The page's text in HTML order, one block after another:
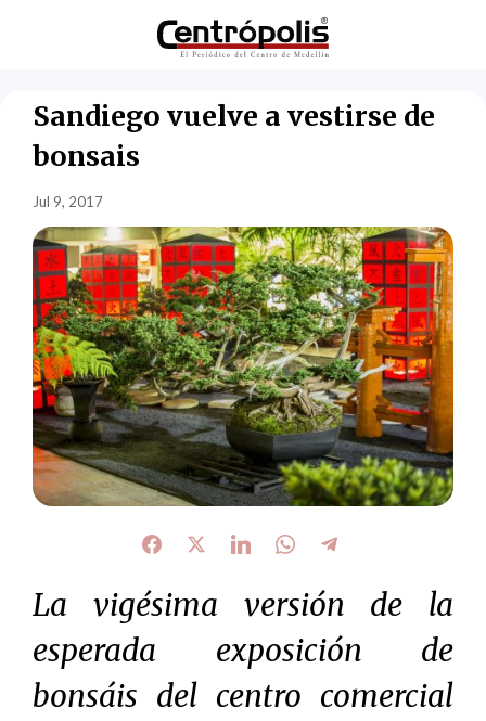
Sandiego vuelve a vestirse de
bonsais
Jul 9, 2017
La vigésima versión de la
esperada exposición de
bonsáis del centro comercial